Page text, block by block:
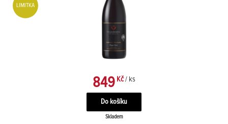
LIMITKA
849 Kč / ks
Skladem